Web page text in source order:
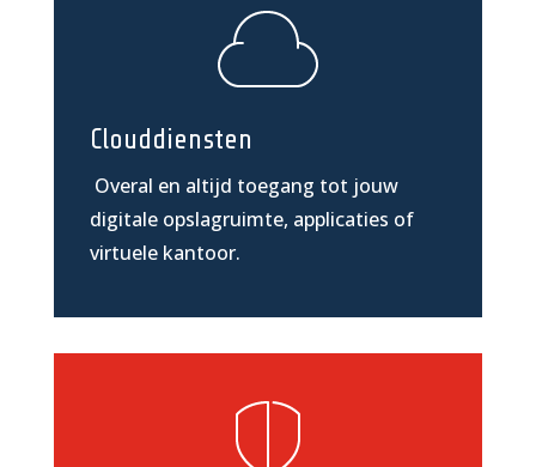
Clouddiensten
Overal en altijd toegang tot jouw
digitale opslagruimte, applicaties of
virtuele kantoor.